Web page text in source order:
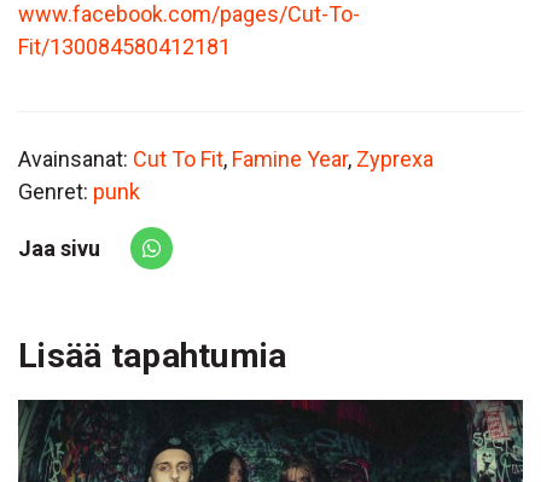
www.facebook.com/pages/Cut-To-
Fit/130084580412181
Avainsanat: Cut To Fit, Famine Year, Zyprexa
Genret: punk
Jaa sivu
Share via Whatsapp
Lisää tapahtumia